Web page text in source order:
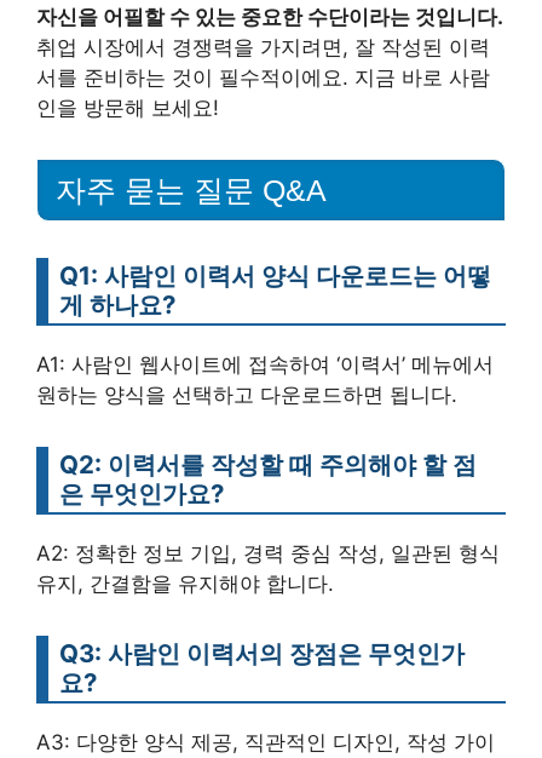
자신을 어필할 수 있는 중요한 수단이라는 것입니다.
취업 시장에서 경쟁력을 가지려면, 잘 작성된 이력
서를 준비하는 것이 필수적이에요. 지금 바로 사람
인을 방문해 보세요!
자주 묻는 질문 Q&A
Q1: 사람인 이력서 양식 다운로드는 어떻
게 하나요?
A1: 사람인 웹사이트에 접속하여 ‘이력서’ 메뉴에서
원하는 양식을 선택하고 다운로드하면 됩니다.
Q2: 이력서를 작성할 때 주의해야 할 점
은 무엇인가요?
A2: 정확한 정보 기입, 경력 중심 작성, 일관된 형식
유지, 간결함을 유지해야 합니다.
Q3: 사람인 이력서의 장점은 무엇인가
요?
A3: 다양한 양식 제공, 직관적인 디자인, 작성 가이